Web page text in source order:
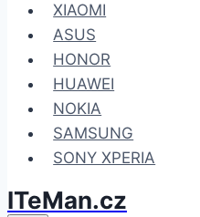
XIAOMI
ASUS
HONOR
HUAWEI
NOKIA
SAMSUNG
SONY XPERIA
ITeMan.cz